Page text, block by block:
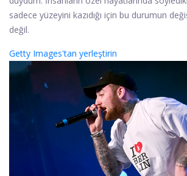
sadece yüzeyini kazıdığı için bu durumun
değil.
Getty Images'tan yerleştirin